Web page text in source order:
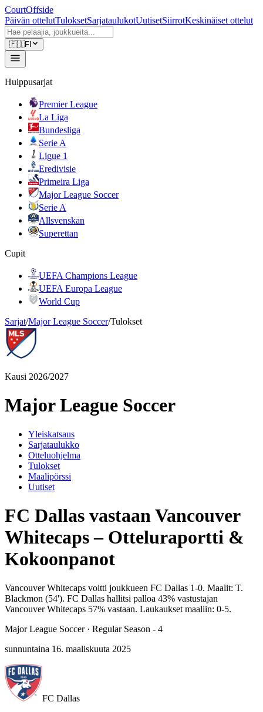
CourtOffside
Päivän ottelutTuloksetSarjataulukotUutisetSiirrotKeskinäiset ottelut
🇫🇮FI
Huippusarjat
Premier League
La Liga
Bundesliga
Serie A
Ligue 1
Eredivisie
Primeira Liga
Major League Soccer
Serie A
Allsvenskan
Superettan
Cupit
UEFA Champions League
UEFA Europa League
World Cup
Sarjat/Major League Soccer/Tulokset
Kausi 2026/2027
Major League Soccer
Yleiskatsaus
Sarjataulukko
Otteluohjelma
Tulokset
Maalipörssi
Uutiset
FC Dallas vastaan Vancouver
Whitecaps – Otteluraportti &
Kokoonpanot
Vancouver Whitecaps voitti joukkueen FC Dallas 1-0. Maalit: T.
Blackmon (54'). FC Dallas hallitsi palloa 43% vastustajan
Vancouver Whitecaps 57% vastaan. Laukaukset maaliin: 0-5.
Major League Soccer· Regular Season - 4
sunnuntaina 16. maaliskuuta 2025
FC Dallas